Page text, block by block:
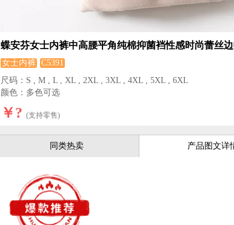
蝶安芬女士内裤中高腰平角纯棉抑菌裆性感时尚蕾丝
女士内裤 C5391
尺码：S , M , L , XL , 2XL , 3XL , 4XL , 5XL , 6XL
颜色：多色可选
￥? (支持零售)
同类热卖 产品图文详